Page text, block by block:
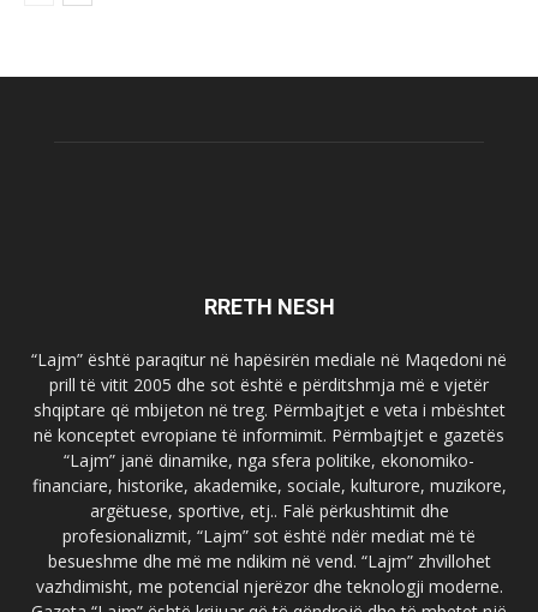
RRETH NESH
“Lajm” është paraqitur në hapësirën mediale në Maqedoni në
prill të vitit 2005 dhe sot është e përditshmja më e vjetër
shqiptare që mbijeton në treg. Përmbajtjet e veta i mbështet
në konceptet evropiane të informimit. Përmbajtjet e gazetës
“Lajm” janë dinamike, nga sfera politike, ekonomiko-
financiare, historike, akademike, sociale, kulturore, muzikore,
argëtuese, sportive, etj.. Falë përkushtimit dhe
profesionalizmit, “Lajm” sot është ndër mediat më të
besueshme dhe më me ndikim në vend. “Lajm” zhvillohet
vazhdimisht, me potencial njerëzor dhe teknologji moderne.